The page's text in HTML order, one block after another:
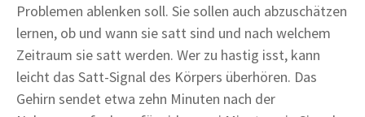
Problemen ablenken soll. Sie sollen auch abzuschätzen
lernen, ob und wann sie satt sind und nach welchem
Zeitraum sie satt werden. Wer zu hastig isst, kann
leicht das Satt-Signal des Körpers überhören. Das
Gehirn sendet etwa zehn Minuten nach der